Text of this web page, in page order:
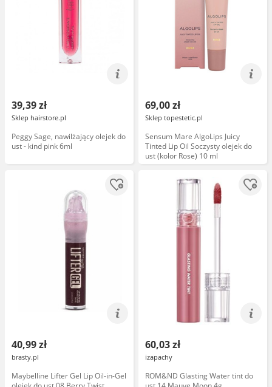
39,39 zł
Sklep hairstore.pl
Peggy Sage, nawilżający olejek do
ust - kind pink 6ml
69,00 zł
Sklep topestetic.pl
Sensum Mare AlgoLips Juicy
Tinted Lip Oil Soczysty olejek do
ust (kolor Rose) 10 ml
40,99 zł
brasty.pl
Maybelline Lifter Gel Lip Oil-in-Gel
60,03 zł
izapachy
ROM&ND Glasting Water tint do